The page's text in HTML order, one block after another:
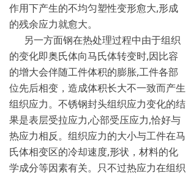
作用下产生的不均匀塑性变形愈大,形成
的残余应力就愈大。
另一方面钢在热处理过程中由于组织
的变化即奥氏体向马氏体转变时,因比容
的增大会伴随工件体积的膨胀,工件各部
位先后相变，造成体积长大不一致而产生
组织应力。不锈钢封头组织应力变化的结
果是表层受拉应力,心部受压应力,恰好与
热应力相反。组织应力的大小与工件在马
氏体相变区的冷却速度,形状，材料的化
学成分等因素有关。只不过热应力在组织